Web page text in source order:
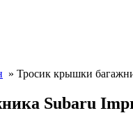
» Тросик крышки
Subaru